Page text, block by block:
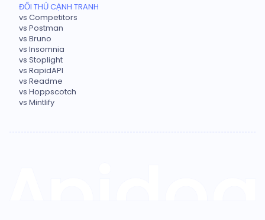
ĐỐI THỦ CẠNH TRANH
vs Competitors
vs Postman
vs Bruno
vs Insomnia
vs Stoplight
vs RapidAPI
vs Readme
vs Hoppscotch
vs Mintlify